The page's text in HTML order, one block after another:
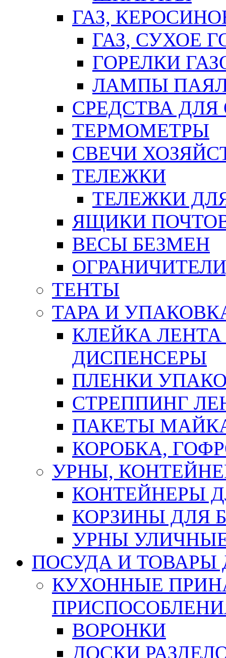
ГАЗ,
ГАЗ, СУХОЕ
ГОРЕЛКИ
ЛАМПЫ
СРЕДСТВА
ТЕРМОМЕТРЫ
СВЕЧИ
ТЕЛЕЖКИ
ТЕЛЕЖКИ
ЯЩИКИ
ВЕСЫ БЕЗМЕН
ТЕНТЫ
ТАРА И
КЛЕЙКА
ДИСПЕНСЕРЫ
ПЛЕНКИ
СТРЕППИНГ
ПАКЕТЫ
КОРОБКА,
УРНЫ,
КОНТЕЙНЕРЫ
КОРЗИНЫ ДЛЯ
УРНЫ
ПОСУДА И ТОВАРЫ
КУХОННЫЕ
ВОРОНКИ
ДОСКИ